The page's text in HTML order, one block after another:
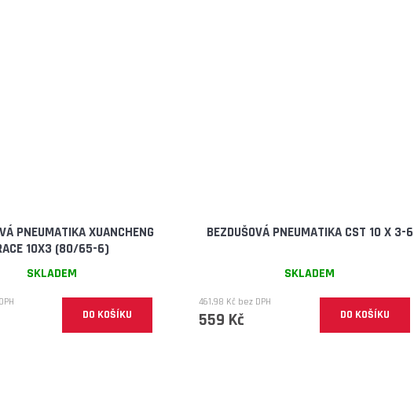
PNEUMATIKA XUANCHENG
10X3 (80/65-6)
SKLADEM
DO KOŠÍKU
BEZDUŠOVÁ PNEUMATIKA CST 10 X 3-6
SKLADEM
461,98 Kč bez DPH
559 Kč DO KOŠÍKU